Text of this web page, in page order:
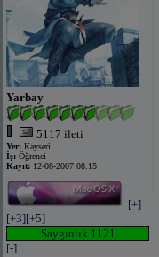
Yarbay
5117 ileti
Yer: Kayseri
İş: Öğrenci
Kayıt: 12-08-2007 08:15
[+]
[+3][+5]
Saygınlık 1121
[-]